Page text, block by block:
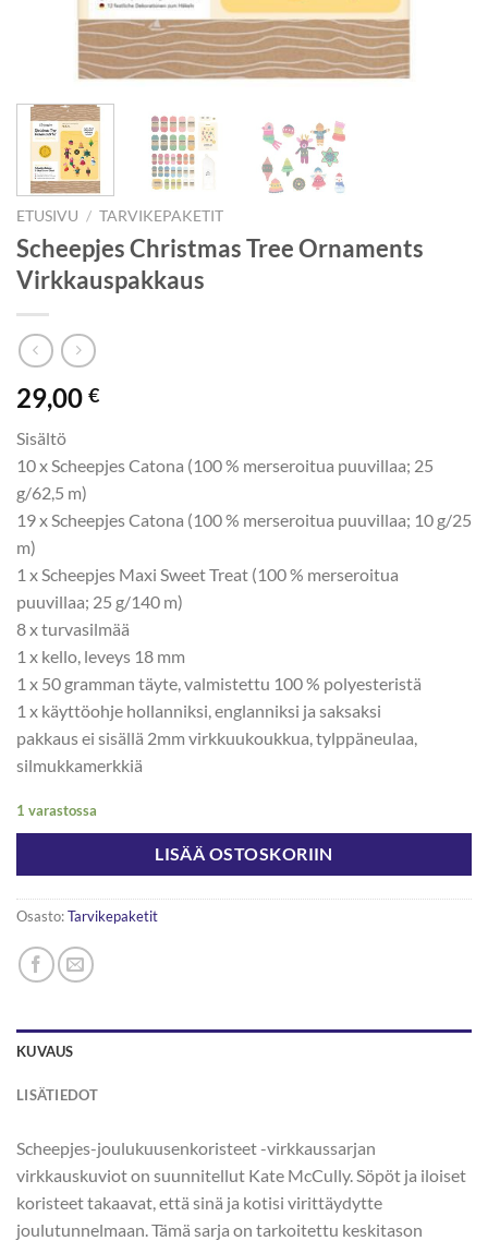
ETUSIVU / TARVIKEPAKETIT
Scheepjes Christmas Tree Ornaments
Virkkauspakkaus
29,00 €
Sisältö
10 x Scheepjes Catona (100 % merseroitua puuvillaa; 25
g/62,5 m)
19 x Scheepjes Catona (100 % merseroitua puuvillaa; 10 g/25
m)
1 x Scheepjes Maxi Sweet Treat (100 % merseroitua
puuvillaa; 25 g/140 m)
8 x turvasilmää
1 x kello, leveys 18 mm
1 x 50 gramman täyte, valmistettu 100 % polyesteristä
1 x käyttöohje hollanniksi, englanniksi ja saksaksi
pakkaus ei sisällä 2mm virkkuukoukkua, tylppäneulaa,
silmukkamerkkiä
1 varastossa
LISÄÄ OSTOSKORIIN
Osasto:Tarvikepaketit
KUVAUS
LISÄTIEDOT
Scheepjes-joulukuusenkoristeet -virkkaussarjan
virkkauskuviot on suunnitellut Kate McCully. Söpöt ja iloiset
koristeet takaavat, että sinä ja kotisi virittäydytte
joulutunnelmaan. Tämä sarja on tarkoitettu keskitason